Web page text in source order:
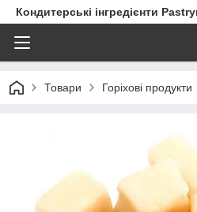
Кондитерські інгредієнти
Товари Горіхові продукти